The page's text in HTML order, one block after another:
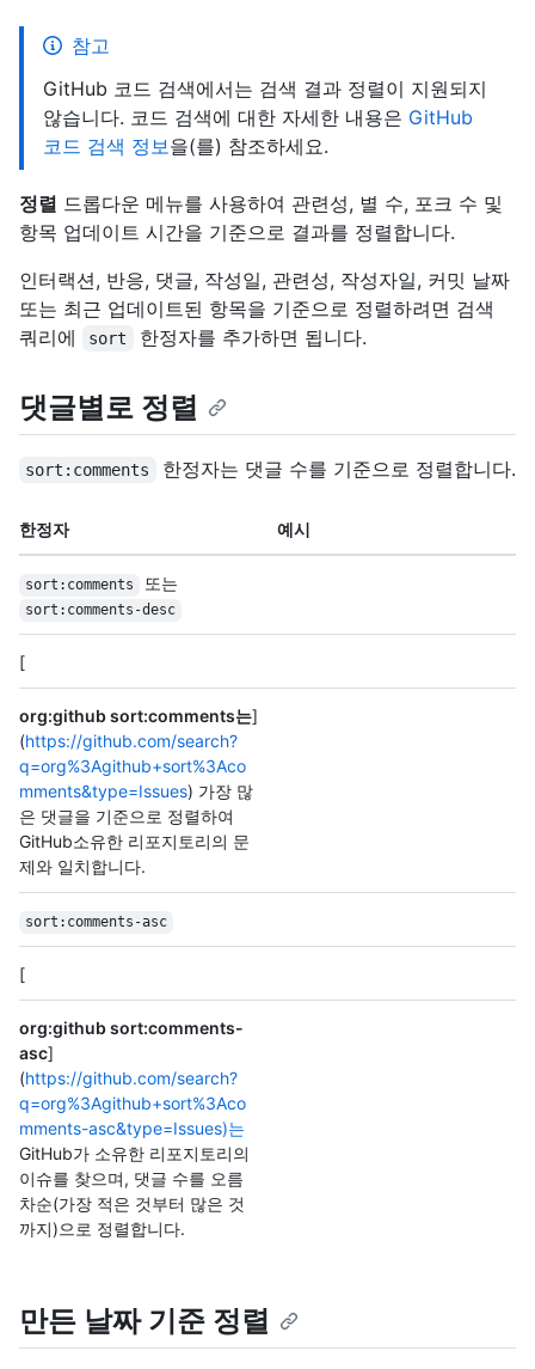
참고
GitHub 코드 검색에서는 검색 결과 정렬이 지원되지
않습니다. 코드 검색에 대한 자세한 내용은 GitHub
코드 검색 정보을(를) 참조하세요.
정렬 드롭다운 메뉴를 사용하여 관련성, 별 수, 포크 수 및
항목 업데이트 시간을 기준으로 결과를 정렬합니다.
인터랙션, 반응, 댓글, 작성일, 관련성, 작성자일, 커밋 날짜
또는 최근 업데이트된 항목을 기준으로 정렬하려면 검색
쿼리에
sort 한정자를 추가하면 됩니다.
댓글별로 정렬
sort:comments 한정자는 댓글 수를 기준으로 정렬합니다.
한정자 예시
sort:comments 또는
sort:comments-desc
[
org:github sort:comments는]
(https://github.com/search?
q=org%3Agithub+sort%3Aco
mments&type=Issues) 가장 많
은 댓글을 기준으로 정렬하여
GitHub소유한 리포지토리의 문
제와 일치합니다.
sort:comments-asc
[
org:github sort:comments-
asc]
(https://github.com/search?
q=org%3Agithub+sort%3Aco
mments-asc&type=Issues)는
GitHub가 소유한 리포지토리의
이슈를 찾으며, 댓글 수를 오름
차순(가장 적은 것부터 많은 것
까지)으로 정렬합니다.
만든 날짜 기준 정렬